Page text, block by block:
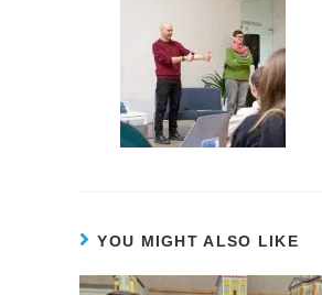
YOU MIGHT ALSO LIKE